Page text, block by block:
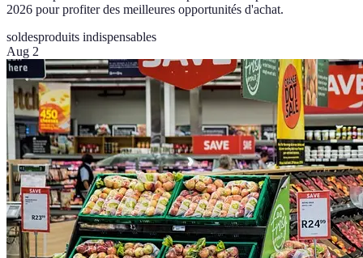
2026 pour profiter des meilleures opportunités d'achat.
soldesproduits indispensables
Aug 2